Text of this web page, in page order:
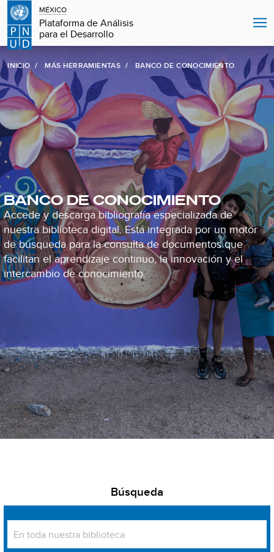
MÉXICO
Plataforma de Análisis
para el Desarrollo
INICIO MÁS HERRAMIENTAS BANCO DE CONOCIMIENTO
BANCO DE CONOCIMIENTO
Accede y descarga bibliografía especializada de
nuestra biblioteca digital. Está integrada por un motor
de búsqueda para la consulta de documentos que
facilitan el aprendizaje continuo, la innovación y el
intercambio de conocimiento.
Búsqueda